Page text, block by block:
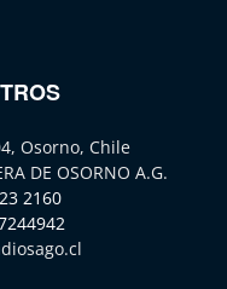
Osorno, Chile
DE OSORNO A.G.
2160